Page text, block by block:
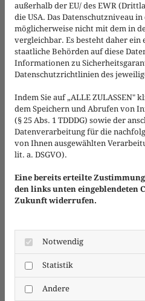
WERDEGANG
Rechtsanwalt Ernst-August
juristische Ausbildung in
Kanzlei am 01.01.1984
hat Rechtsanwalt Bach
Kreditnehmer erstritten,
heute maßgebende
Ehefrau und Kinder im
langjährige Erfahrung nicht
und Bankrecht, sondern auch
Verteidigung von
BERECHTIGUNG
außerhalb der EU/ des EWR
die USA. Das Datenschutzniveau
möglicherweise nicht mit dem in
vergleichbar. Es besteht daher ein
staatliche Behörden auf diese
Informationen zu
Datenschutzrichtlinien des
Indem Sie auf „ALLE ZULASSEN"
dem Speichern und Abrufen von
(§ 25 Abs. 1 TDDDG) sowie der
Datenverarbeitung für die
von Ihnen ausgewählten
lit. a. DSGVO).
Eine bereits erteilte
den links unten eingeblendeten
Zukunft widerrufen.
Notwendig
Statistik
Andere